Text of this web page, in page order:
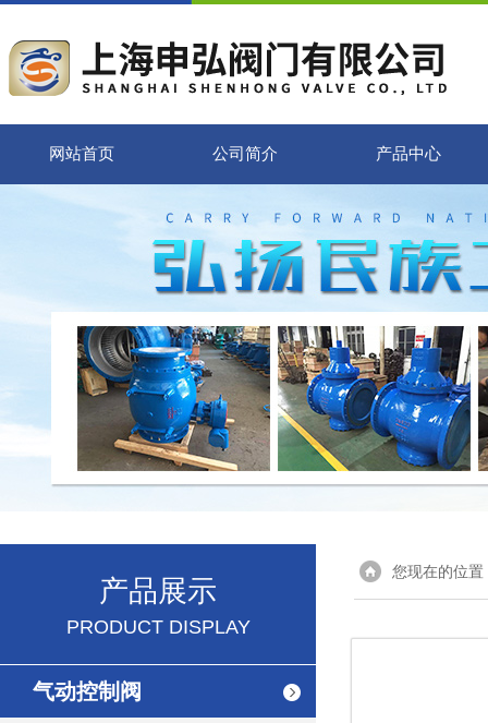
网站首页 公司简介 产品中心
产品展示
PRODUCT DISPLAY
气动控制阀
您现在的位置